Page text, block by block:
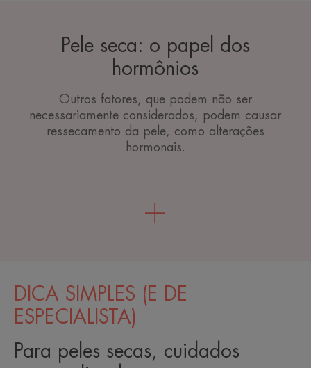
Pele seca: o papel dos
hormônios
Outros fatores, que podem não ser
necessariamente considerados, podem causar
ressecamento da pele, como alterações
hormonais.
DICA SIMPLES (E DE
ESPECIALISTA)
Para peles secas, cuidados